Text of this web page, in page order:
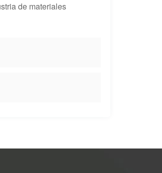
de materiales